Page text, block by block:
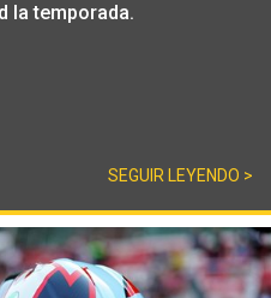
la temporada.
SEGUIR LEYENDO >